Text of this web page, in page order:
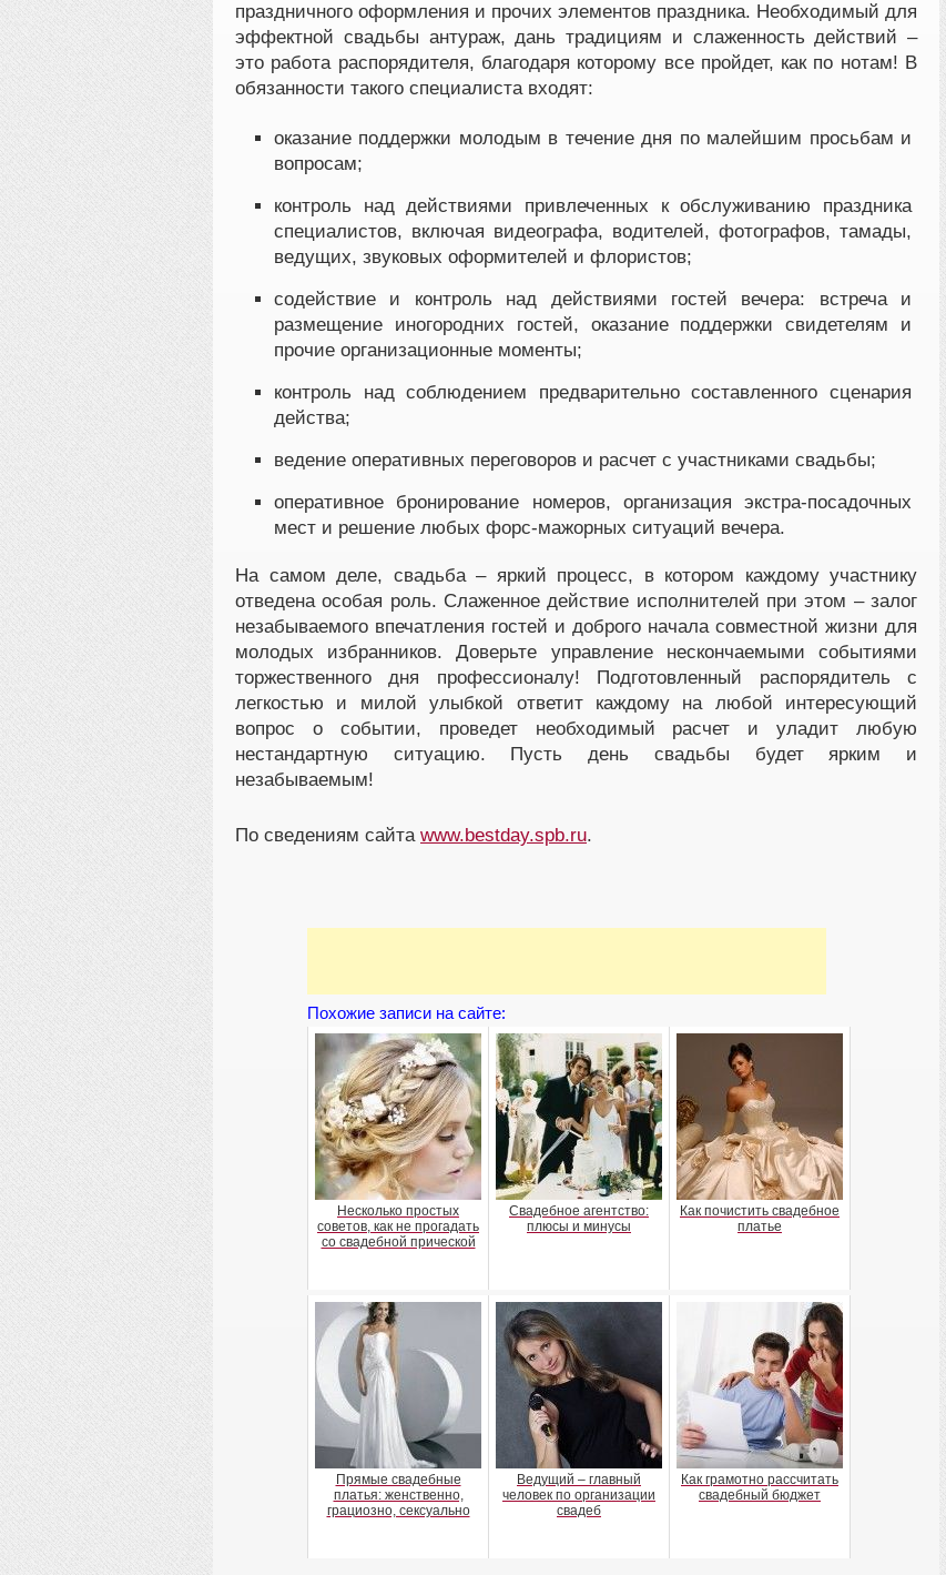
праздничного оформления и прочих элементов праздника. Необходимый для
эффектной свадьбы антураж, дань традициям и слаженность действий –
это работа распорядителя, благодаря которому все пройдет, как по нотам! В
обязанности такого специалиста входят:
оказание поддержки молодым в течение дня по малейшим просьбам и
вопросам;
контроль над действиями привлеченных к обслуживанию праздника
специалистов, включая видеографа, водителей, фотографов, тамады,
ведущих, звуковых оформителей и флористов;
содействие и контроль над действиями гостей вечера: встреча и
размещение иногородних гостей, оказание поддержки свидетелям и
прочие организационные моменты;
контроль над соблюдением предварительно составленного сценария
действа;
ведение оперативных переговоров и расчет с участниками свадьбы;
оперативное бронирование номеров, организация экстра-посадочных
мест и решение любых форс-мажорных ситуаций вечера.
На самом деле, свадьба – яркий процесс, в котором каждому участнику
отведена особая роль. Слаженное действие исполнителей при этом – залог
незабываемого впечатления гостей и доброго начала совместной жизни для
молодых избранников. Доверьте управление нескончаемыми событиями
торжественного дня профессионалу! Подготовленный распорядитель с
легкостью и милой улыбкой ответит каждому на любой интересующий
вопрос о событии, проведет необходимый расчет и уладит любую
нестандартную ситуацию. Пусть день свадьбы будет ярким и
незабываемым!
По сведениям сайта www.bestday.spb.ru.
Похожие записи на сайте:
Несколько простых
советов, как не прогадать
со свадебной прической
Свадебное агентство:
плюсы и минусы
Как почистить свадебное
платье
Прямые свадебные
платья: женственно,
грациозно, сексуально
Ведущий – главный
человек по организации
свадеб
Как грамотно рассчитать
свадебный бюджет